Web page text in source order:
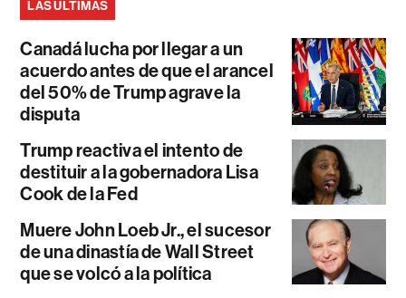
LAS ÚLTIMAS
Canadá lucha por llegar a un
acuerdo antes de que el arancel
del 50% de Trump agrave la
disputa
Trump reactiva el intento de
destituir a la gobernadora Lisa
Cook de la Fed
Muere John Loeb Jr., el sucesor
de una dinastía de Wall Street
que se volcó a la política